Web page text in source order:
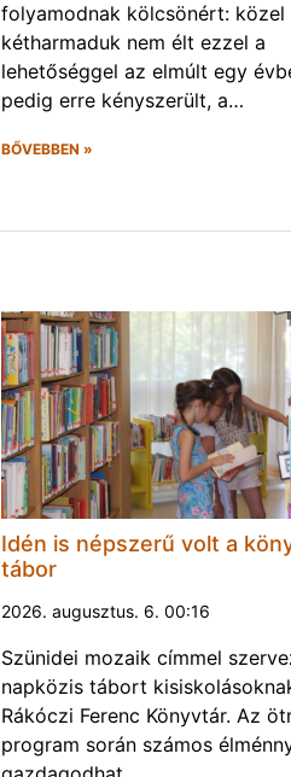
folyamodnak kölcsönért: közel
kétharmaduk nem élt ezzel a
lehetőséggel az elmúlt egy
pedig erre kényszerült, a…
BŐVEBBEN »
Idén is népszerű volt a
tábor
2026. augusztus. 6. 00:16
Szünidei mozaik címmel
napközis tábort
Rákóczi Ferenc Könyvtár. Az
program során számos